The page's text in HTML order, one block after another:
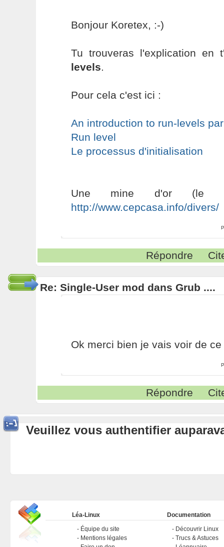
Bonjour Koretex, :-)
Tu trouveras l'explication en
levels.
Pour cela c'est ici :
An introduction to run-levels
Run level
Le processus d'initialisation
Une mine d'or (le
http://www.cepcasa.info/divers/
Répondre
Re: Single-User mod dans Grub ....
Ok merci bien je vais voir de
Répondre
Veuillez vous authentifier
Léa-Linux
Équipe du site
Mentions légales
Documentation
Découvrir Linux
Trucs & Astuces